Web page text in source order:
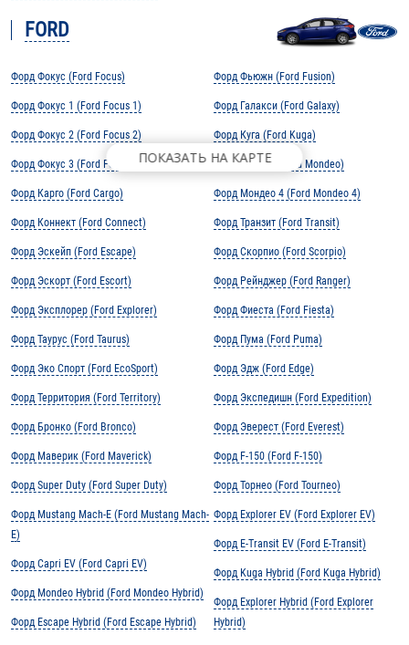
ПОКАЗАТЬ НА КАРТЕ
FORD
Форд Фокус (Ford Focus)
Форд Фокус 1 (Ford Focus 1)
Форд Фокус 2 (Ford Focus 2)
Форд Фокус 3 (Ford Focus 3)
Форд Карго (Ford Cargo)
Форд Коннект (Ford Connect)
Форд Эскейп (Ford Escape)
Форд Эскорт (Ford Escort)
Форд Эксплорер (Ford Explorer)
Форд Таурус (Ford Taurus)
Форд Эко Спорт (Ford EcoSport)
Форд Территория (Ford Territory)
Форд Бронко (Ford Bronco)
Форд Маверик (Ford Maverick)
Форд Super Duty (Ford Super Duty)
Форд Mustang Mach-E (Ford Mustang Mach-
E)
Форд Capri EV (Ford Capri EV)
Форд Mondeo Hybrid (Ford Mondeo Hybrid)
Форд Escape Hybrid (Ford Escape Hybrid)
Форд Фьюжн (Ford Fusion)
Форд Галакси (Ford Galaxy)
Форд Куга (Ford Kuga)
Форд Мондео (Ford Mondeo)
Форд Мондео 4 (Ford Mondeo 4)
Форд Транзит (Ford Transit)
Форд Скорпио (Ford Scorpio)
Форд Рейнджер (Ford Ranger)
Форд Фиеста (Ford Fiesta)
Форд Пума (Ford Puma)
Форд Эдж (Ford Edge)
Форд Экспедишн (Ford Expedition)
Форд Эверест (Ford Everest)
Форд F-150 (Ford F-150)
Форд Торнео (Ford Tourneo)
Форд Explorer EV (Ford Explorer EV)
Форд E-Transit EV (Ford E-Transit)
Форд Kuga Hybrid (Ford Kuga Hybrid)
Форд Explorer Hybrid (Ford Explorer
Hybrid)